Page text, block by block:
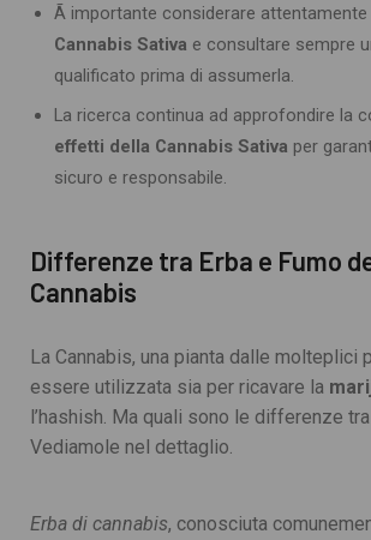
Ã importante considerare attentamente
Cannabis Sativa e consultare sempre
qualificato prima di assumerla.
La ricerca continua ad approfondire la
effetti della Cannabis Sativa per
sicuro e responsabile.
Differenze tra Erba e Fumo
Cannabis
La Cannabis, una pianta dalle molteplici
essere utilizzata sia per ricavare la
l’hashish. Ma quali sono le differenze
Vediamole nel dettaglio.
Erba di cannabis, conosciuta